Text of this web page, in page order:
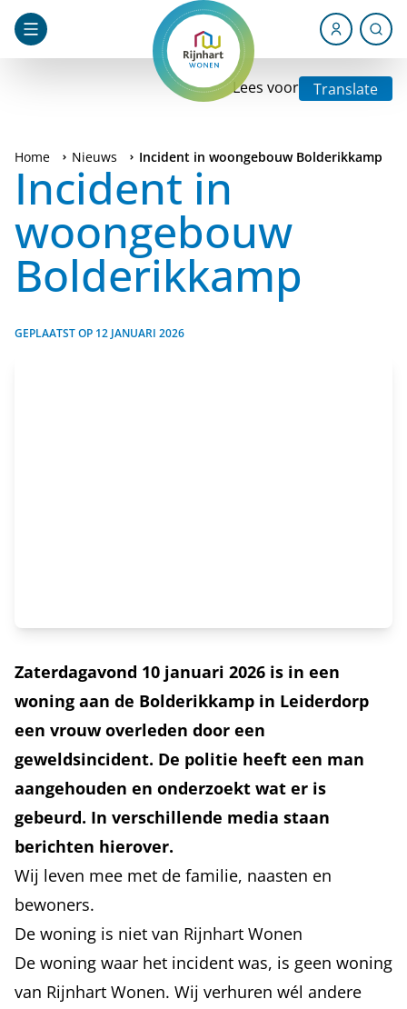
Lees voor Translate
Home Nieuws Incident in woongebouw Bolderikkamp
Incident in
woongebouw
Bolderikkamp
GEPLAATST OP 12 JANUARI 2026
Zaterdagavond 10 januari 2026 is in een
woning aan de Bolderikkamp in Leiderdorp
een vrouw overleden door een
geweldsincident. De politie heeft een man
aangehouden en onderzoekt wat er is
gebeurd. In verschillende media staan
berichten hierover.
Wij leven mee met de familie, naasten en
bewoners.
De woning is niet van Rijnhart Wonen
De woning waar het incident was, is geen woning
van Rijnhart Wonen. Wij verhuren wél andere